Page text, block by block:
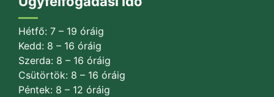
Hétfő: 7 – 19 óráig
Kedd: 8 – 16 óráig
Szerda: 8 – 16 óráig
Csütörtök: 8 – 16 óráig
Péntek: 8 – 12 óráig